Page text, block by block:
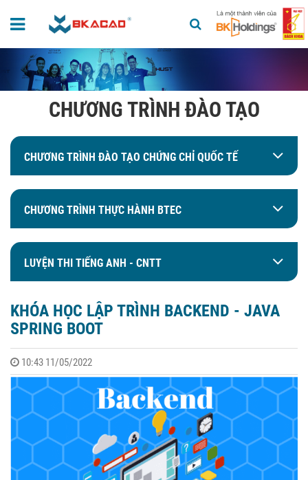
CHƯƠNG TRÌNH ĐÀO TẠO
CHƯƠNG TRÌNH ĐÀO TẠO CHỨNG CHỈ QUỐC TẾ
CHƯƠNG TRÌNH THỰC HÀNH BTEC
LUYỆN THI TIẾNG ANH - CNTT
KHÓA HỌC LẬP TRÌNH BACKEND - JAVA
SPRING BOOT
10:43 11/05/2022